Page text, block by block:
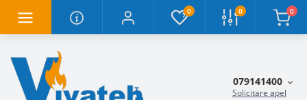
0 0 0
079141400
Solicitare apel